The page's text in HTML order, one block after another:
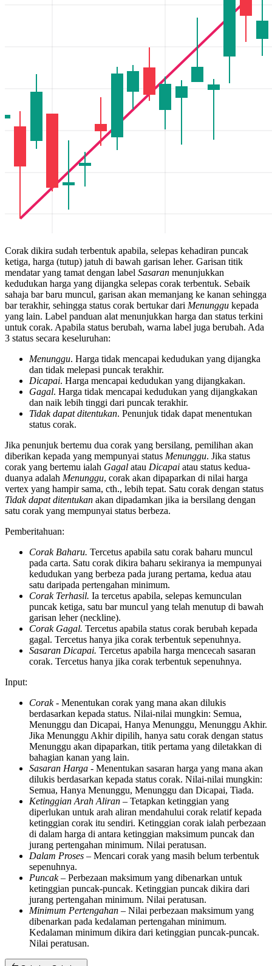
Corak dikira sudah terbentuk apabila, selepas kehadiran puncak
ketiga, harga (tutup) jatuh di bawah garisan leher. Garisan titik
mendatar yang tamat dengan label Sasaran menunjukkan
kedudukan harga yang dijangka selepas corak terbentuk. Sebaik
sahaja bar baru muncul, garisan akan memanjang ke kanan sehingga
bar terakhir, sehingga status corak bertukar dari Menunggu kepada
yang lain. Label panduan alat menunjukkan harga dan status terkini
untuk corak. Apabila status berubah, warna label juga berubah. Ada
3 status secara keseluruhan:
Menunggu. Harga tidak mencapai kedudukan yang dijangka
dan tidak melepasi puncak terakhir.
Dicapai. Harga mencapai kedudukan yang dijangkakan.
Gagal. Harga tidak mencapai kedudukan yang dijangkakan
dan naik lebih tinggi dari puncak terakhir.
Tidak dapat ditentukan. Penunjuk tidak dapat menentukan
status corak.
Jika penunjuk bertemu dua corak yang bersilang, pemilihan akan
diberikan kepada yang mempunyai status Menunggu. Jika status
corak yang bertemu ialah Gagal atau Dicapai atau status kedua-
duanya adalah Menunggu, corak akan dipaparkan di nilai harga
vertex yang hampir sama, cth., lebih tepat. Satu corak dengan status
Tidak dapat ditentukan akan dipadamkan jika ia bersilang dengan
satu corak yang mempunyai status berbeza.
Pemberitahuan:
Corak Baharu. Tercetus apabila satu corak baharu muncul
pada carta. Satu corak dikira baharu sekiranya ia mempunyai
kedudukan yang berbeza pada jurang pertama, kedua atau
satu daripada pertengahan minimum.
Corak Terhasil. Ia tercetus apabila, selepas kemunculan
puncak ketiga, satu bar muncul yang telah menutup di bawah
garisan leher (neckline).
Corak Gagal. Tercetus apabila status corak berubah kepada
gagal. Tercetus hanya jika corak terbentuk sepenuhnya.
Sasaran Dicapai. Tercetus apabila harga mencecah sasaran
corak. Tercetus hanya jika corak terbentuk sepenuhnya.
Input:
Corak- Menentukan corak yang mana akan dilukis
berdasarkan kepada status. Nilai-nilai mungkin: Semua,
Menunggu dan Dicapai, Hanya Menunggu, Menunggu Akhir.
Jika Menunggu Akhir dipilih, hanya satu corak dengan status
Menunggu akan dipaparkan, titik pertama yang diletakkan di
bahagian kanan yang lain.
Sasaran Harga - Menentukan sasaran harga yang mana akan
dilukis berdasarkan kepada status corak. Nilai-nilai mungkin:
Semua, Hanya Menunggu, Menunggu dan Dicapai, Tiada.
Ketinggian Arah Aliran – Tetapkan ketinggian yang
diperlukan untuk arah aliran mendahului corak relatif kepada
ketinggian corak itu sendiri. Ketinggian corak ialah perbezaan
di dalam harga di antara ketinggian maksimum puncak dan
jurang pertengahan minimum. Nilai peratusan.
Dalam Proses – Mencari corak yang masih belum terbentuk
sepenuhnya.
Puncak– Perbezaan maksimum yang dibenarkan untuk
ketinggian puncak-puncak. Ketinggian puncak dikira dari
jurang pertengahan minimum. Nilai peratusan.
Minimum Pertengahan – Nilai perbezaan maksimum yang
dibenarkan pada kedalaman pertengahan minimum.
Kedalaman minimum dikira dari ketinggian puncak-puncak.
Nilai peratusan.